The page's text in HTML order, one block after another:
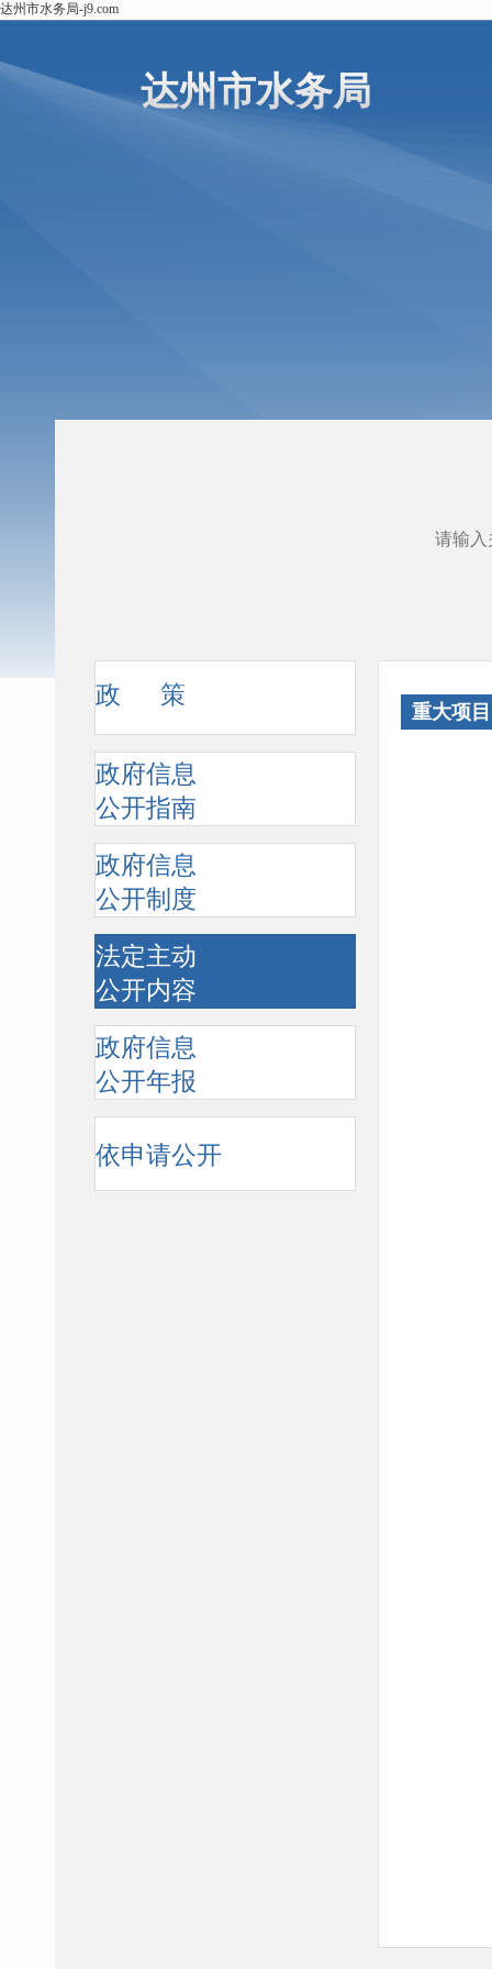
达州市水务局-j9.com
达州市水务局
政 策
政府信息
公开指南
政府信息
公开制度
法定主动
公开内容
政府信息
公开年报
依申请公开
重大项目